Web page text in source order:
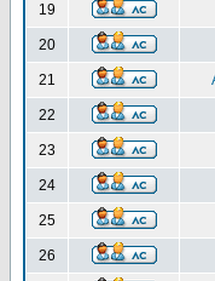
19
20
21
22
23
24
25
26